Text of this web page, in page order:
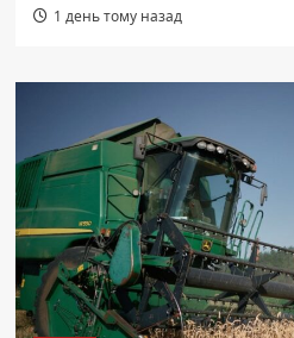
1 день тому назад